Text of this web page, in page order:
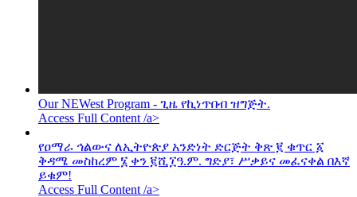
Our NEWest Program - ጊዜ የኪነጥበብ ዝግጅት.
Access Full Content /a>
የዐማራ ኅልውና ለኢትዮጵያ አንድነት ድርጅት ቅጽ ፪ ቁጥር ፩
ቅዳሜ መስከረም ፮ ቀን ፪ሺ፲ዓ.ም. ግድያ፣ ሥቃይና መፈናቀል በእኛ
ይቁም!
Access Full Content /a>